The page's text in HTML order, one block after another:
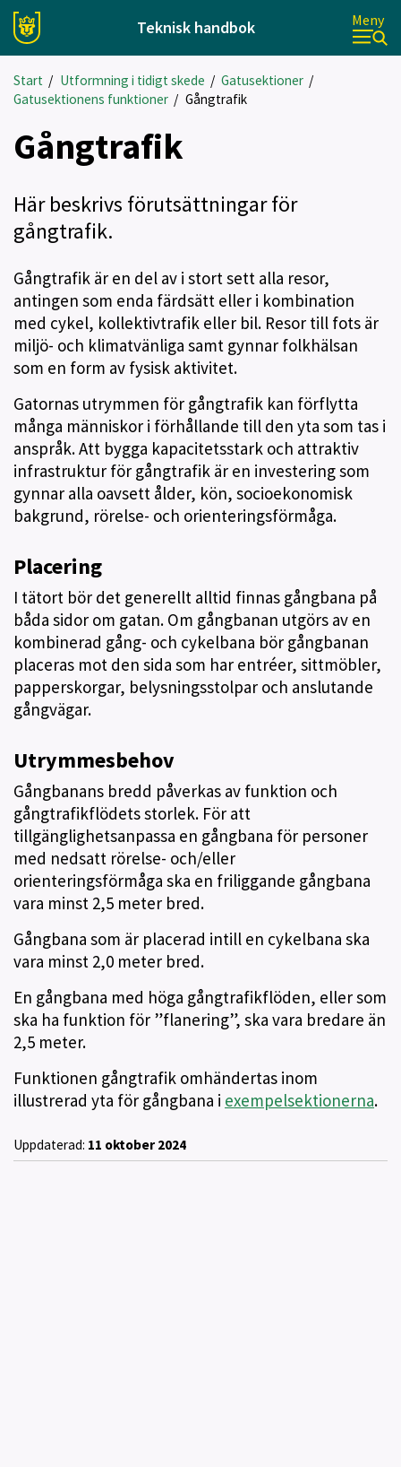
Teknisk handbok Meny
Start / Utformning i tidigt skede / Gatusektioner /
Gatusektionens funktioner / Gångtrafik
Gångtrafik
Här beskrivs förutsättningar för
gångtrafik.
Gångtrafik är en del av i stort sett alla resor,
antingen som enda färdsätt eller i kombination
med cykel, kollektivtrafik eller bil. Resor till fots är
miljö- och klimatvänliga samt gynnar folkhälsan
som en form av fysisk aktivitet.
Gatornas utrymmen för gångtrafik kan förflytta
många människor i förhållande till den yta som tas i
anspråk. Att bygga kapacitetsstark och attraktiv
infrastruktur för gångtrafik är en investering som
gynnar alla oavsett ålder, kön, socioekonomisk
bakgrund, rörelse- och orienteringsförmåga.
Placering
I tätort bör det generellt alltid finnas gångbana på
båda sidor om gatan. Om gångbanan utgörs av en
kombinerad gång- och cykelbana bör gångbanan
placeras mot den sida som har entréer, sittmöbler,
papperskorgar, belysningsstolpar och anslutande
gångvägar.
Utrymmesbehov
Gångbanans bredd påverkas av funktion och
gångtrafikflödets storlek. För att
tillgänglighetsanpassa en gångbana för personer
med nedsatt rörelse- och/eller
orienteringsförmåga ska en friliggande gångbana
vara minst 2,5 meter bred.
Gångbana som är placerad intill en cykelbana ska
vara minst 2,0 meter bred.
En gångbana med höga gångtrafikflöden, eller som
ska ha funktion för ”flanering”, ska vara bredare än
2,5 meter.
Funktionen gångtrafik omhändertas inom
illustrerad yta för gångbana i exempelsektionerna.
Uppdaterad: 11 oktober 2024